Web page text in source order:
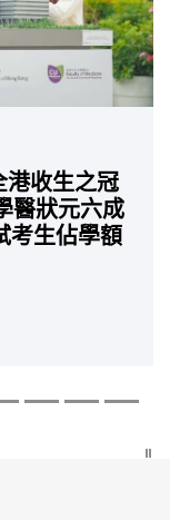
港收生之冠
醫狀元六成
考生佔學額
糖尿黃斑水
短患者輪
最高榮譽
醫藥衞生領
學金」嘉
出課堂放眼
精準辨識
」 降低人
鼠實驗證實
神經保護療
性機制 揭
功能助癌
國肺癌研
七年無惡化
望變成
出領袖
洲糖尿病教
私人醫療
員 榮獲國
講座
」研究突
重中風康